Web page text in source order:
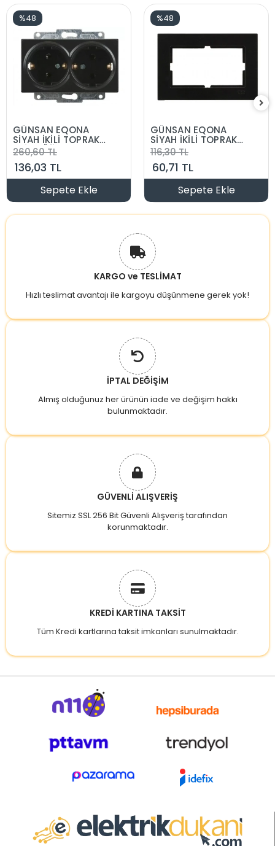
%48
GÜNSAN EQONA
SİYAH İKİLİ TOPRAKLI
PRİZ DÜĞME
MEKANİZMA
SIVAALTI
260,60 TL
136,03 TL
Sepete Ekle
%48
GÜNSAN EQONA
SİYAH İKİLİ TOPRAKLI
PRİZ SIVAALTI
ÇERÇEVE
116,30 TL
60,71 TL
Sepete Ekle
KARGO ve TESLİMAT
Hızlı teslimat avantajı ile kargoyu düşünmene gerek yok!
İPTAL DEĞİŞİM
Almış olduğunuz her ürünün iade ve değişim hakkı
bulunmaktadır.
GÜVENLİ ALIŞVERİŞ
Sitemiz SSL 256 Bit Güvenli Alışveriş tarafından
korunmaktadır.
KREDİ KARTINA TAKSİT
Tüm Kredi kartlarına taksit imkanları sunulmaktadır.